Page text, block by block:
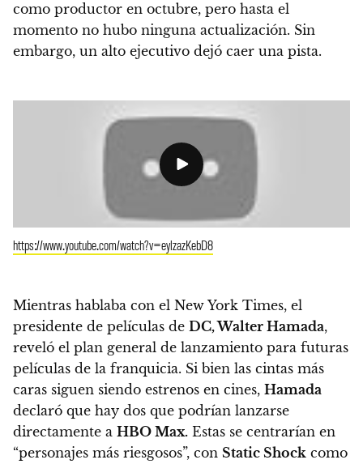
como productor en octubre, pero hasta el
momento no hubo ninguna actualización. Sin
embargo, un alto ejecutivo dejó caer una pista.
https://www.youtube.com/watch?v=eylzazKebD8
Mientras hablaba con el New York Times, el
presidente de películas de DC, Walter Hamada,
reveló el plan general de lanzamiento para futuras
películas de la franquicia. Si bien las cintas más
caras siguen siendo estrenos en cines, Hamada
declaró que hay dos que podrían lanzarse
directamente a HBO Max. Estas se centrarían en
“personajes más riesgosos”, con Static Shock como